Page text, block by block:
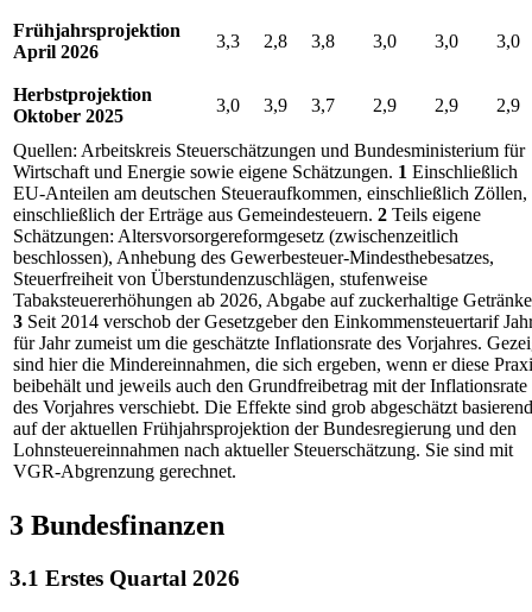
Frühjahrsprojektion
April 2026
3,3 2,8 3,8 3,0 3,0 3,0
Herbstprojektion
Oktober 2025
3,0 3,9 3,7 2,9 2,9 2,9
Quellen: Arbeitskreis Steuerschätzungen und Bundesministerium für
Wirtschaft und Energie sowie eigene Schätzungen. 1 Einschließlich
EU-Anteilen am deutschen Steueraufkommen, einschließlich Zöllen,
einschließlich der Erträge aus Gemeindesteuern. 2 Teils eigene
Schätzungen: Altersvorsorgereformgesetz (zwischenzeitlich
beschlossen), Anhebung des Gewerbesteuer-Mindesthebesatzes,
Steuerfreiheit von Überstundenzuschlägen, stufenweise
Tabaksteuererhöhungen ab 2026, Abgabe auf zuckerhaltige
3 Seit 2014 verschob der Gesetzgeber den Einkommensteuertarif
für Jahr zumeist um die geschätzte Inflationsrate des Vorjahres.
sind hier die Mindereinnahmen, die sich ergeben, wenn er diese
beibehält und jeweils auch den Grundfreibetrag mit der Inflationsrate
des Vorjahres verschiebt. Die Effekte sind grob abgeschätzt basierend
auf der aktuellen Frühjahrsprojektion der Bundesregierung und den
Lohnsteuereinnahmen nach aktueller Steuerschätzung. Sie sind mit
VGR-Abgrenzung gerechnet.
3 Bundesfinanzen
3.1 Erstes Quartal 2026